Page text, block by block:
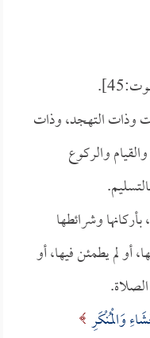
وذات التهجد، وذات
والركوع
بأركانها وشرائطها
أو لم يطمئن فيها، أو
وَالْمُنْكَرِ